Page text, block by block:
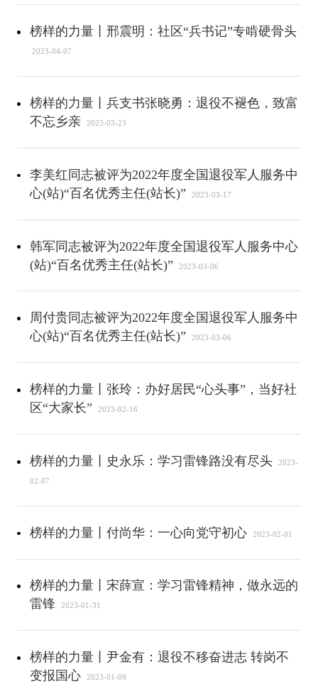
榜样的力量丨邢震明：社区“兵书记”专啃硬骨头
2023-04-07
榜样的力量丨兵支书张晓勇：退役不褪色，致富
不忘乡亲
2023-03-23
李美红同志被评为2022年度全国退役军人服务中
心(站)“百名优秀主任(站长)”
2023-03-17
韩军同志被评为2022年度全国退役军人服务中心
(站)“百名优秀主任(站长)”
2023-03-06
周付贵同志被评为2022年度全国退役军人服务中
心(站)“百名优秀主任(站长)”
2023-03-06
榜样的力量丨张玲：办好居民“心头事”，当好社
区“大家长”
2023-02-16
榜样的力量丨史永乐：学习雷锋路没有尽头 2023-
02-07
榜样的力量丨付尚华：一心向党守初心 2023-02-01
榜样的力量丨宋薛宣：学习雷锋精神，做永远的
雷锋
2023-01-31
榜样的力量丨尹金有：退役不移奋进志 转岗不
变报国心
2023-01-09